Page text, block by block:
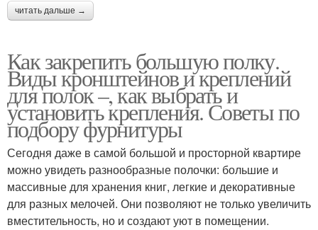
читать дальше →
Как закрепить большую полку.
Виды кронштейнов и креплений
для полок –, как выбрать и
установить крепления. Советы по
подбору фурнитуры
Сегодня даже в самой большой и просторной квартире
можно увидеть разнообразные полочки: большие и
массивные для хранения книг, легкие и декоративные
для разных мелочей. Они позволяют не только увеличить
вместительность, но и создают уют в помещении.